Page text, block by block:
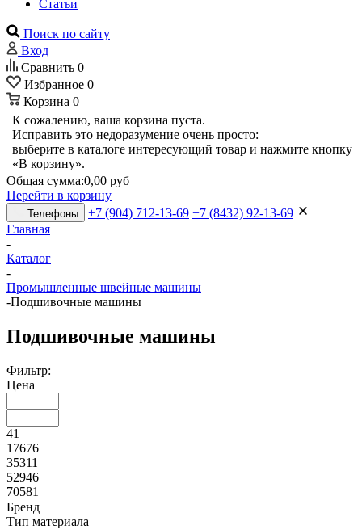
Статьи
Поиск по сайту
Вход
Сравнить 0
Избранное 0
Корзина 0
К сожалению, ваша корзина пуста.
Исправить это недоразумение очень просто:
выберите в каталоге интересующий товар и нажмите кнопку
«В корзину».
Общая сумма:0,00 руб
Перейти в корзину
Телефоны +7 (904) 712-13-69 +7 (8432) 92-13-69
Главная
-
Каталог
-
Промышленные швейные машины
-Подшивочные машины
Подшивочные машины
Фильтр:
Цена
41
17676
35311
52946
70581
Бренд
Тип материала